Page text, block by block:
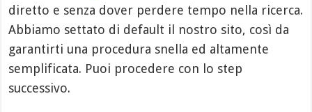
diretto e senza dover perdere tempo nella ricerca.
Abbiamo settato di default il nostro sito, così da
garantirti una procedura snella ed altamente
semplificata. Puoi procedere con lo step
successivo.